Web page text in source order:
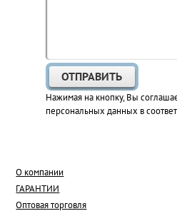
Нажимая на кнопку, Вы
персональных данных в
О компании
ГАРАНТИИ
Оптовая торговля